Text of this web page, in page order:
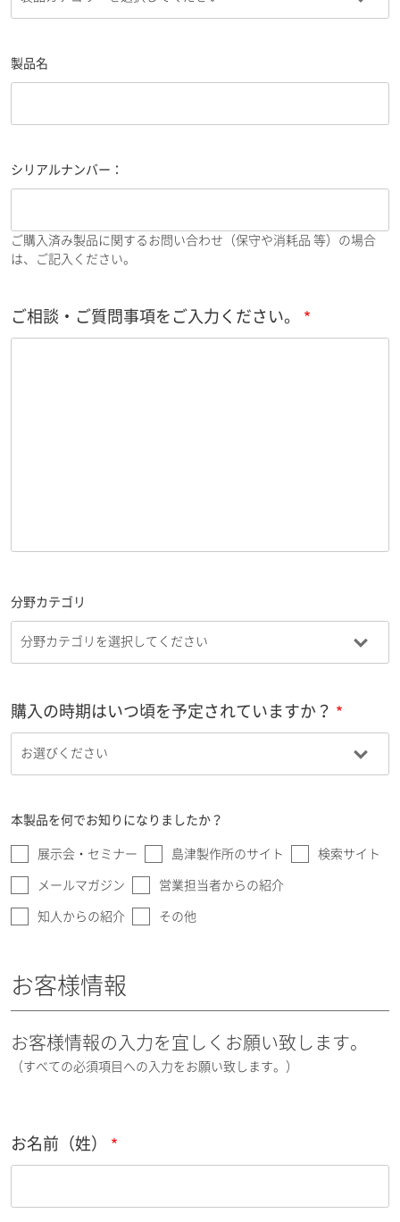
製品名
シリアルナンバー：
ご購入済み製品に関するお問い合わせ（保守や消耗品 等）の場合
は、ご記入ください。
ご相談・ご質問事項をご入力ください。
分野カテゴリ
購入の時期はいつ頃を予定されていますか？
本製品を何でお知りになりましたか？
展示会・セミナー 島津製作所のサイト 検索サイト
メールマガジン 営業担当者からの紹介
知人からの紹介 その他
お客様情報
お客様情報の入力を宜しくお願い致します。
（すべての必須項目への入力をお願い致します。）
お名前（姓）